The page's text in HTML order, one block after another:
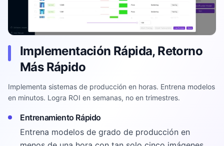
Implementación Rápida, Retorno
Más Rápido
Implementa sistemas de producción en horas. Entrena modelos
en minutos. Logra ROI en semanas, no en trimestres.
Entrenamiento Rápido
Entrena modelos de grado de producción en